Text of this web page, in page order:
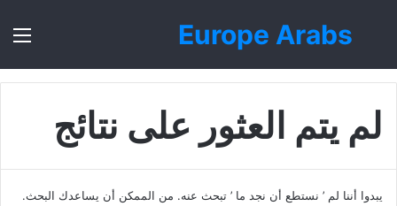
Europe Arabs
بحث
لم يتم العثور على نتائج
يبدوا أننا لم ’ نستطع أن نجد ما ’ تبحث عنه. من الممكن أن يساعدك البحث.